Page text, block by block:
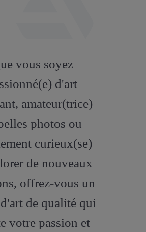
artstation
vous soyez
d'art
amateur(trice)
photos ou
curieux(se)
de nouveaux
offrez-vous un
de qualité qui
votre passion et